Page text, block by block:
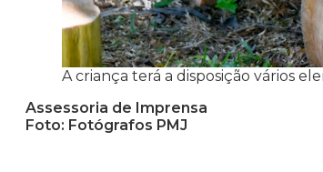
A criança terá a disposição vários
Assessoria de Imprensa
Foto: Fotógrafos PMJ